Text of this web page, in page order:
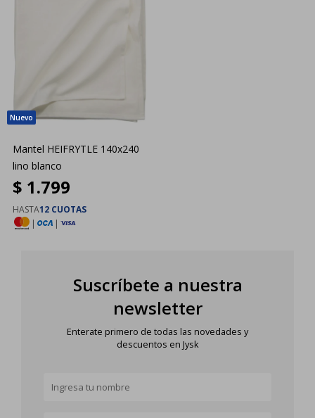
Mantel HEIFRYTLE 140x240
lino blanco
$ 1.799
HASTA12 CUOTAS
|
|
Suscríbete a nuestra
newsletter
Enterate primero de todas las novedades y
descuentos en Jysk